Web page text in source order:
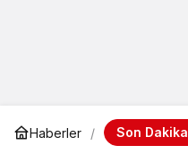
Haberler Son Dakika